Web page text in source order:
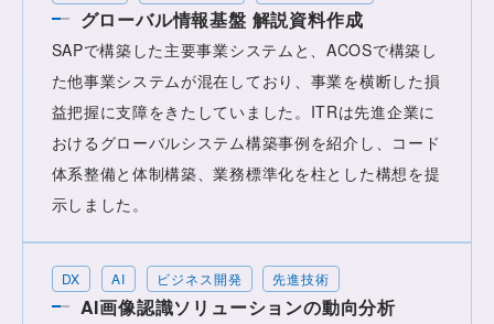
グローバル情報基盤 解説資料作成
SAPで構築した主要事業システムと、ACOSで構築し
た他事業システムが混在しており、事業を横断した損
益把握に支障をきたしていました。ITRは先進企業に
おけるグローバルシステム構築事例を紹介し、コード
体系整備と体制構築、業務標準化を柱とした構想を提
示しました。
DX AI ビジネス開発 先進技術
AI画像認識ソリューションの動向分析